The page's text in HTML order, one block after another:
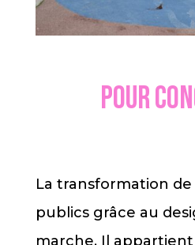
Pour
La transformation de
publics grâce au
marche. Il